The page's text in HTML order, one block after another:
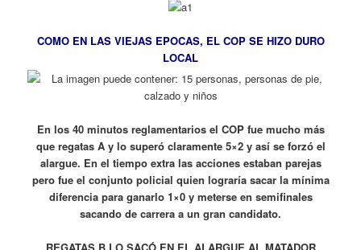
COMO EN LAS VIEJAS EPOCAS, EL COP SE HIZO DURO
LOCAL
En los 40 minutos reglamentarios el COP fue mucho más
que regatas A y lo superó claramente 5×2 y así se forzó el
alargue. En el tiempo extra las acciones estaban parejas
pero fue el conjunto policial quien lograría sacar la mínima
diferencia para ganarlo 1×0 y meterse en semifinales
sacando de carrera a un gran candidato.